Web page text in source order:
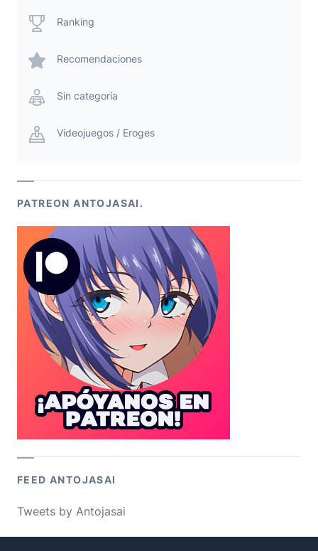
Ranking
Recomendaciones
Sin categoría
Videojuegos / Eroges
PATREON ANTOJASAI.
FEED ANTOJASAI
Tweets by Antojasai